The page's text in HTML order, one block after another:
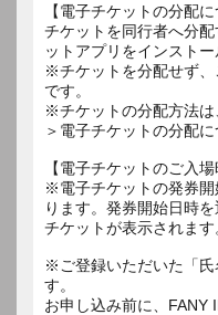
【電子チケットの分配に
チケットを同行者へ分
ットアプリをインスト
※チケットを分配せず
です。
※チケットの分配方法は
＞電子チケットの分配
【電子チケットのご入場
※電子チケットの発券
ります。発券開始日時
チケットが表示されます
※ご登録いただいた「氏
す。
お申し込み前に、FANY